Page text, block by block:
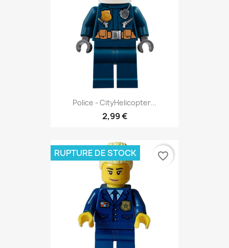
Police - CityHelicopter...
2,99 €
RUPTURE DE STOCK favorite_border